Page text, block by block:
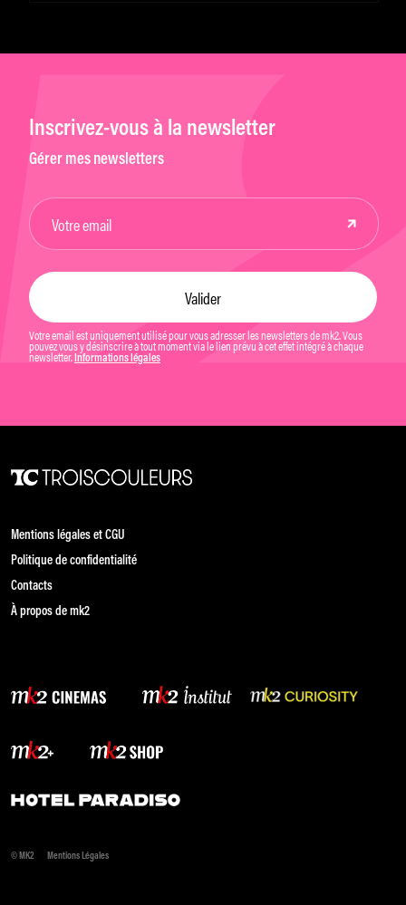
Inscrivez-vous à la newsletter
Gérer mes newsletters
Votre email est uniquement utilisé pour vous adresser les newsletters de mk2. Vous
pouvez vous y désinscrire à tout moment via le lien prévu à cet effet intégré à chaque
newsletter.Informations légales
Mentions légales et CGU
Politique de confidentialité
Contacts
À propos de mk2
© MK2 Mentions Légales